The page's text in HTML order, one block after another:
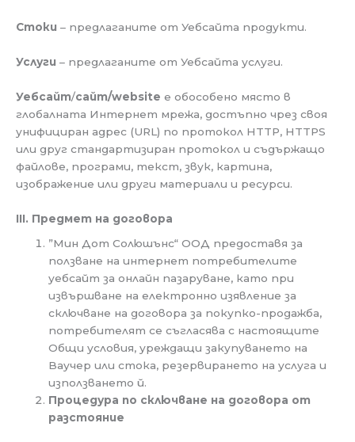
Стоки – предлаганите от Уебсайта продукти.
Услуги – предлаганите от Уебсайта услуги.
Уебсайт/сайт/website е обособено място в
глобалната Интернет мрежа, достъпно чрез своя
унифициран адрес (URL) по протокол HTTP, HTTPS
или друг стандартизиран протокол и съдържащо
файлове, програми, текст, звук, картина,
изображение или други материали и ресурси.
ІІІ. Предмет на договора
”Мин Дот Солюшънс“ ООД предоставя за
ползване на интернет потребителите
уебсайт за онлайн пазаруване, като при
извършване на електронно изявление за
сключване на договора за покупко-продажба,
потребителят се съгласява с настоящите
Общи условия, уреждащи закупуването на
Ваучер или стока, резервирането на услуга и
използването й.
Процедура по сключване на договора от
разстояние